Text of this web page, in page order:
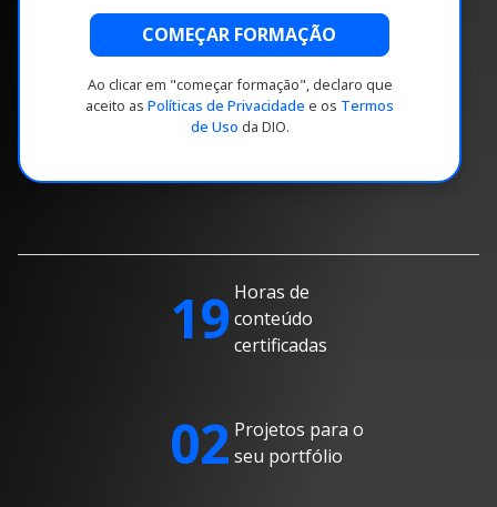
COMEÇAR FORMAÇÃO
Ao clicar em "começar formação", declaro que
aceito as Políticas de Privacidade e os Termos
de Uso da DIO.
19 Horas de
conteúdo
certificadas
02 Projetos para o
seu portfólio